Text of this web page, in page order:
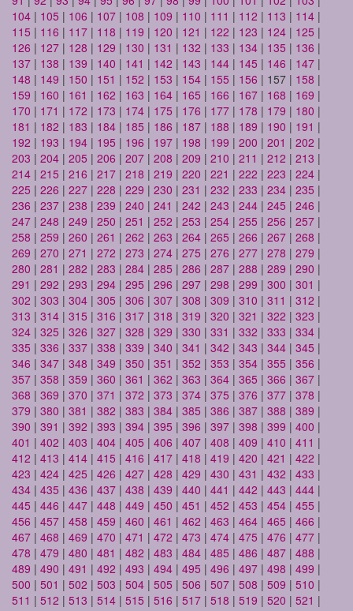
104 | 105 | 106 | 107 | 108 | 109 | 110 | 111 | 112 | 113 | 114 |
115 | 116 | 117 | 118 | 119 | 120 | 121 | 122 | 123 | 124 | 125 |
126 | 127 | 128 | 129 | 130 | 131 | 132 | 133 | 134 | 135 | 136 |
137 | 138 | 139 | 140 | 141 | 142 | 143 | 144 | 145 | 146 | 147 |
148 | 149 | 150 | 151 | 152 | 153 | 154 | 155 | 156 | 157 | 158 |
159 | 160 | 161 | 162 | 163 | 164 | 165 | 166 | 167 | 168 | 169 |
170 | 171 | 172 | 173 | 174 | 175 | 176 | 177 | 178 | 179 | 180 |
181 | 182 | 183 | 184 | 185 | 186 | 187 | 188 | 189 | 190 | 191 |
192 | 193 | 194 | 195 | 196 | 197 | 198 | 199 | 200 | 201 | 202 |
203 | 204 | 205 | 206 | 207 | 208 | 209 | 210 | 211 | 212 | 213 |
214 | 215 | 216 | 217 | 218 | 219 | 220 | 221 | 222 | 223 | 224 |
225 | 226 | 227 | 228 | 229 | 230 | 231 | 232 | 233 | 234 | 235 |
236 | 237 | 238 | 239 | 240 | 241 | 242 | 243 | 244 | 245 | 246 |
247 | 248 | 249 | 250 | 251 | 252 | 253 | 254 | 255 | 256 | 257 |
258 | 259 | 260 | 261 | 262 | 263 | 264 | 265 | 266 | 267 | 268 |
269 | 270 | 271 | 272 | 273 | 274 | 275 | 276 | 277 | 278 | 279 |
280 | 281 | 282 | 283 | 284 | 285 | 286 | 287 | 288 | 289 | 290 |
291 | 292 | 293 | 294 | 295 | 296 | 297 | 298 | 299 | 300 | 301 |
302 | 303 | 304 | 305 | 306 | 307 | 308 | 309 | 310 | 311 | 312 |
313 | 314 | 315 | 316 | 317 | 318 | 319 | 320 | 321 | 322 | 323 |
324 | 325 | 326 | 327 | 328 | 329 | 330 | 331 | 332 | 333 | 334 |
335 | 336 | 337 | 338 | 339 | 340 | 341 | 342 | 343 | 344 | 345 |
346 | 347 | 348 | 349 | 350 | 351 | 352 | 353 | 354 | 355 | 356 |
357 | 358 | 359 | 360 | 361 | 362 | 363 | 364 | 365 | 366 | 367 |
368 | 369 | 370 | 371 | 372 | 373 | 374 | 375 | 376 | 377 | 378 |
379 | 380 | 381 | 382 | 383 | 384 | 385 | 386 | 387 | 388 | 389 |
390 | 391 | 392 | 393 | 394 | 395 | 396 | 397 | 398 | 399 | 400 |
401 | 402 | 403 | 404 | 405 | 406 | 407 | 408 | 409 | 410 | 411 |
412 | 413 | 414 | 415 | 416 | 417 | 418 | 419 | 420 | 421 | 422 |
423 | 424 | 425 | 426 | 427 | 428 | 429 | 430 | 431 | 432 | 433 |
434 | 435 | 436 | 437 | 438 | 439 | 440 | 441 | 442 | 443 | 444 |
445 | 446 | 447 | 448 | 449 | 450 | 451 | 452 | 453 | 454 | 455 |
456 | 457 | 458 | 459 | 460 | 461 | 462 | 463 | 464 | 465 | 466 |
467 | 468 | 469 | 470 | 471 | 472 | 473 | 474 | 475 | 476 | 477 |
478 | 479 | 480 | 481 | 482 | 483 | 484 | 485 | 486 | 487 | 488 |
489 | 490 | 491 | 492 | 493 | 494 | 495 | 496 | 497 | 498 | 499 |
500 | 501 | 502 | 503 | 504 | 505 | 506 | 507 | 508 | 509 | 510 |
511 | 512 | 513 | 514 | 515 | 516 | 517 | 518 | 519 | 520 | 521 |